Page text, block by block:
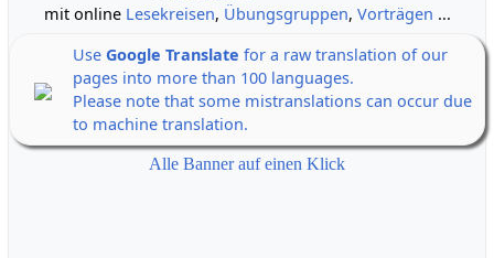
mit online Lesekreisen, Übungsgruppen, Vorträgen ...
Use Google Translate for a raw translation of our
pages into more than 100 languages.
Please note that some mistranslations can occur due
to machine translation.
Alle Banner auf einen Klick